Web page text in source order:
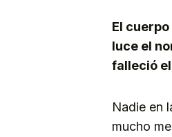
El
luce el
falleció
Nadie en
mucho